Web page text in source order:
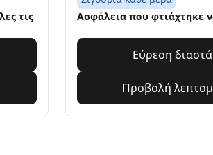
τις
Ασφάλεια που φτιάχτηκε
Εύρεση
Προβολή